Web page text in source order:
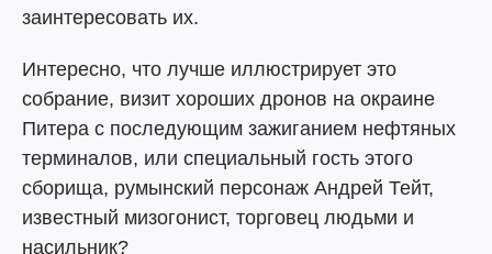
заинтересовать их.
Интересно, что лучше иллюстрирует это
собрание, визит хороших дронов на окраине
Питера с последующим зажиганием нефтяных
терминалов, или специальный гость этого
сборища, румынский персонаж Андрей Тейт,
известный мизогонист, торговец людьми и
насильник?